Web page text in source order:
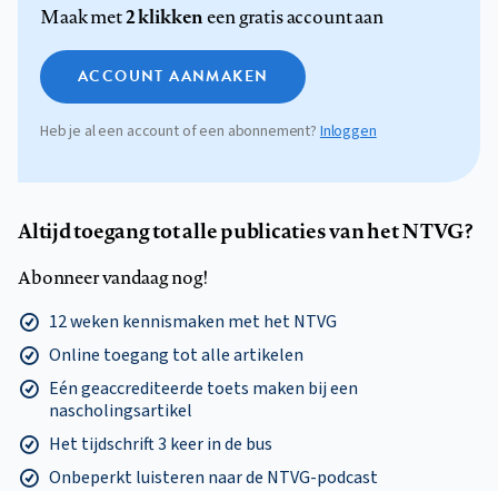
Maak met2 klikkeneen gratis account aan
ACCOUNT AANMAKEN
Heb je al een account of een abonnement? Inloggen
Altijd toegang tot alle publicaties van het NTVG?
Abonneer vandaag nog!
12 weken kennismaken met het NTVG
Online toegang tot alle artikelen
Eén geaccrediteerde toets maken bij een
nascholingsartikel
Het tijdschrift 3 keer in de bus
Onbeperkt luisteren naar de NTVG-podcast